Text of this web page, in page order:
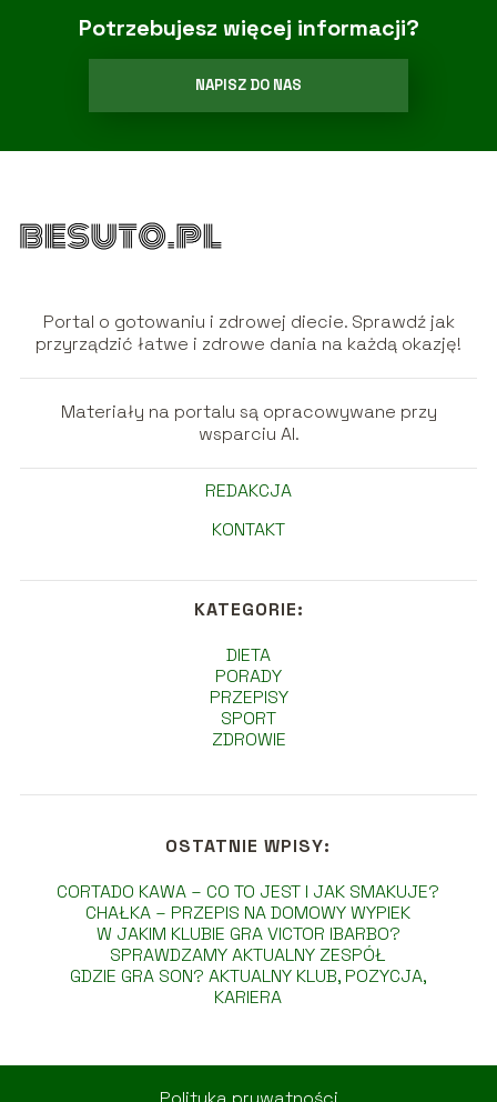
Potrzebujesz więcej informacji?
NAPISZ DO NAS
Portal o gotowaniu i zdrowej diecie. Sprawdź jak
przyrządzić łatwe i zdrowe dania na każdą okazję!
Materiały na portalu są opracowywane przy
wsparciu AI.
REDAKCJA
KONTAKT
KATEGORIE:
DIETA
PORADY
PRZEPISY
SPORT
ZDROWIE
OSTATNIE WPISY:
CORTADO KAWA – CO TO JEST I JAK SMAKUJE?
CHAŁKA – PRZEPIS NA DOMOWY WYPIEK
W JAKIM KLUBIE GRA VICTOR IBARBO?
SPRAWDZAMY AKTUALNY ZESPÓŁ
GDZIE GRA SON? AKTUALNY KLUB, POZYCJA,
KARIERA